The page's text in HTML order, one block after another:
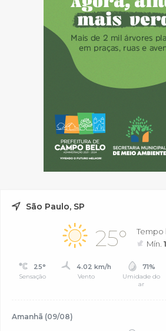
São Paulo, SP
25°
Tempo
Mín.
25°
Sensação
4.02 km/h
Vento
71%
Umidade do
ar
Amanhã (09/08)